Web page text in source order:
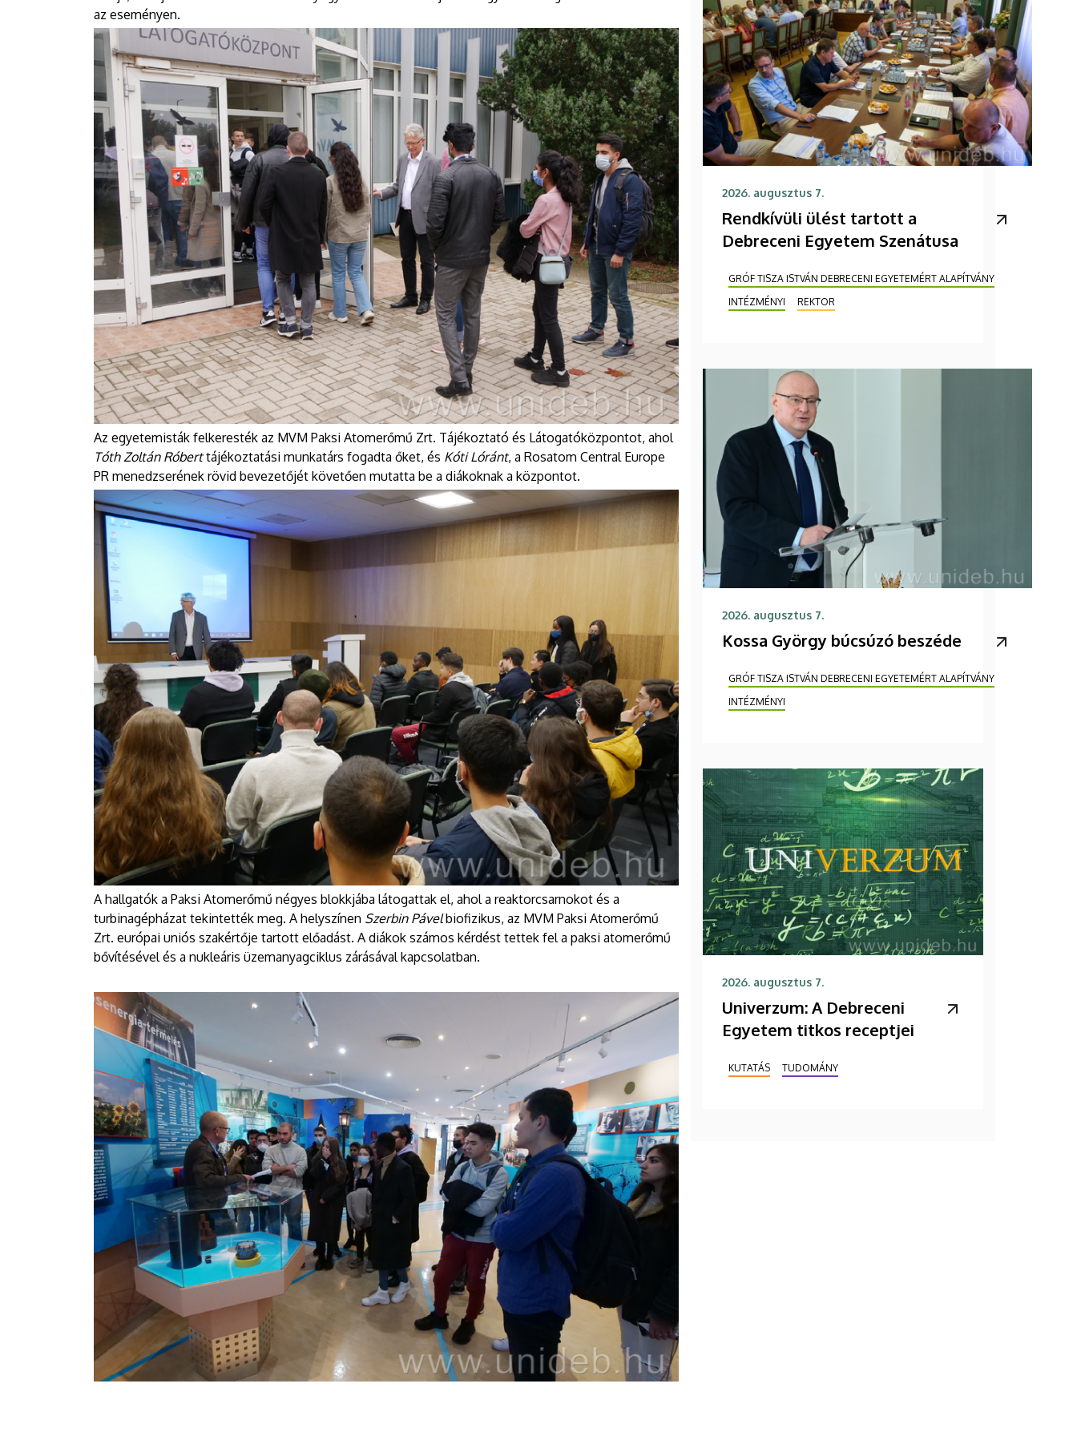
az eseményen.
Az egyetemisták felkeresték az MVM Paksi Atomerőmű Zrt. Tájékoztató és Látogatóközpontot, ahol
Tóth Zoltán Róberttájékoztatási munkatárs fogadta őket, és Kóti Lóránt, a Rosatom Central Europe
PR menedzserének rövid bevezetőjét követően mutatta be a diákoknak a központot.
A hallgatók a Paksi Atomerőmű négyes blokkjába látogattak el, ahol a reaktorcsarnokot és a
turbinagépházat tekintették meg. A helyszínen Szerbin Pávelbiofizikus, az MVM Paksi Atomerőmű
Zrt. európai uniós szakértője tartott előadást. A diákok számos kérdést tettek fel a paksi atomerőmű
bővítésével és a nukleáris üzemanyagciklus zárásával kapcsolatban.
2026. augusztus 7.
Rendkívüli ülést tartott a
Debreceni Egyetem Szenátusa
GRÓF TISZA ISTVÁN DEBRECENI EGYETEMÉRT ALAPÍTVÁNY
INTÉZMÉNYI
REKTOR
2026. augusztus 7.
Kossa György búcsúzó beszéde
GRÓF TISZA ISTVÁN DEBRECENI EGYETEMÉRT ALAPÍTVÁNY
INTÉZMÉNYI
2026. augusztus 7.
Univerzum: A Debreceni
Egyetem titkos receptjei
KUTATÁS TUDOMÁNY